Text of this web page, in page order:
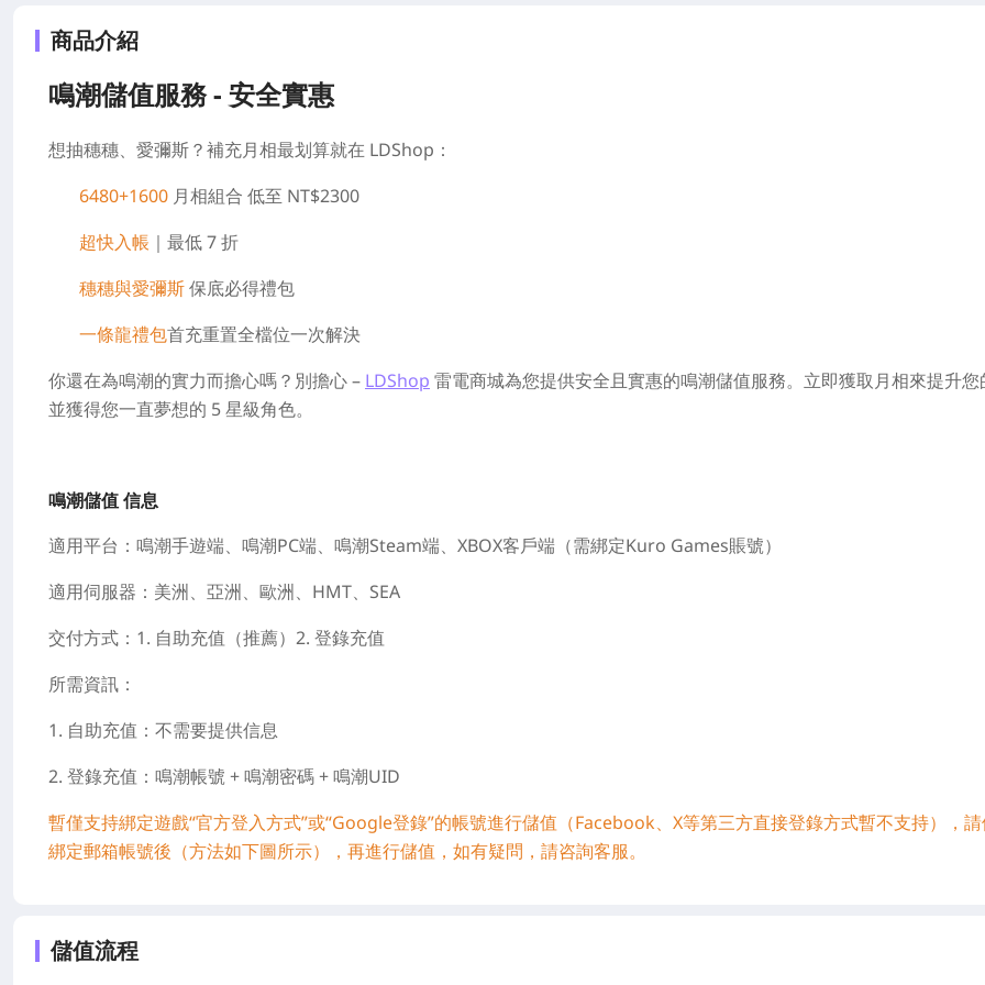
商品介紹
鳴潮儲值服務 - 安全實惠
想抽穗穗、愛彌斯？補充月相最划算就在 LDShop：
6480+1600 月相組合 低至 NT$2300
超快入帳 ｜最低 7 折
穗穗與愛彌斯保底必得禮包
一條龍禮包首充重置全檔位一次解決
你還在為鳴潮的實力而擔心嗎？別擔心 – LDShop 雷電商城為您提供安全且實惠的鳴潮儲值服務。立即獲取月相來提升您
並獲得您一直夢想的 5 星級角色。
鳴潮儲值 信息
適用平台：鳴潮手遊端、鳴潮PC端、鳴潮Steam端、XBOX客戶端（需綁定Kuro Games賬號）
適用伺服器：美洲、亞洲、歐洲、HMT、SEA
交付方式：1. 自助充值（推薦）2. 登錄充值
所需資訊：
1. 自助充值：不需要提供信息
2. 登錄充值：鳴潮帳號 + 鳴潮密碼 + 鳴潮UID
暫僅支持綁定遊戲“官方登入方式”或“Google登錄”的帳號進行儲值（Facebook、X等第三方直接登錄方式暫不支持），
綁定郵箱帳號後（方法如下圖所示），再進行儲值，如有疑問，請咨詢客服。
儲值流程